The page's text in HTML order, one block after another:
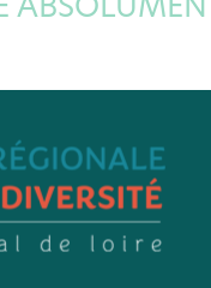
un
progresser avec
la sortie, ouvrir son
à l’écoute, éveiller
susciter l’intérêt…